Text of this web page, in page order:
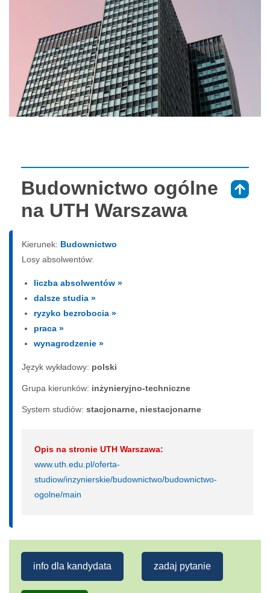
Budownictwo ogólne
na UTH Warszawa
Kierunek: Budownictwo
Losy absolwentów:
liczba absolwentów »
dalsze studia »
ryzyko bezrobocia »
praca »
wynagrodzenie »
Język wykładowy: polski
Grupa kierunków: inżynieryjno-techniczne
System studiów: sta­cjo­nar­ne, nie­sta­cjo­nar­ne
Opis na stronie UTH Warszawa:
www.uth.edu.pl/oferta-
studiow/inzynierskie/budownictwo/budownictwo-
ogolne/main
info dla kandydata zadaj pytanie